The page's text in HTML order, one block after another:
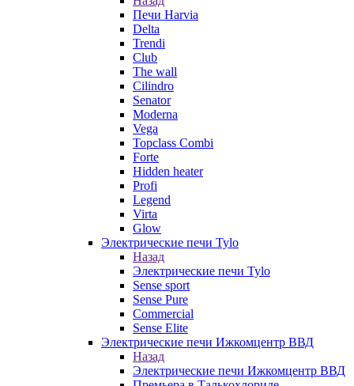
Печи Harvia
Delta
Trendi
Club
The wall
Cilindro
Senator
Moderna
Vega
Topclass Combi
Forte
Hidden heater
Profi
Legend
Virta
Glow
Электрические печи Tylo
Назад
Электрические печи Tylo
Sense sport
Sense Pure
Commercial
Sense Elite
Электрические печи Ижкомцентр ВВД
Назад
Электрические печи Ижкомцентр ВВД